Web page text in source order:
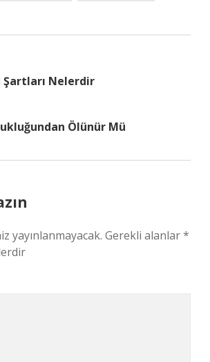
Şartları Nelerdir
Ölünür Mü
yayınlanmayacak. Gerekli alanlar*